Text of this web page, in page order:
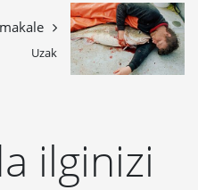
Uzak
ilginizi